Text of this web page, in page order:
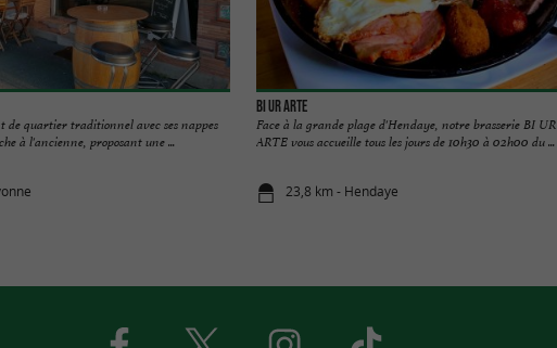
quartier traditionnel avec ses nappes
à l'ancienne, proposant une ...
Bi Ur Arte
Face à la grande plage d'Hendaye, notre brasserie BI UR
ARTE vous accueille tous les jours de 10h30 à 02h00 du ...
23,8 km - Hendaye